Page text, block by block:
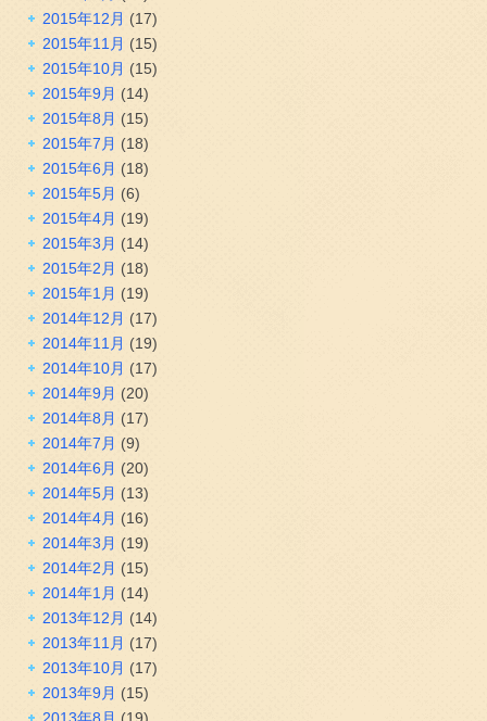
2015年12月 (17)
2015年11月 (15)
2015年10月 (15)
2015年9月 (14)
2015年8月 (15)
2015年7月 (18)
2015年6月 (18)
2015年5月 (6)
2015年4月 (19)
2015年3月 (14)
2015年2月 (18)
2015年1月 (19)
2014年12月 (17)
2014年11月 (19)
2014年10月 (17)
2014年9月 (20)
2014年8月 (17)
2014年7月 (9)
2014年6月 (20)
2014年5月 (13)
2014年4月 (16)
2014年3月 (19)
2014年2月 (15)
2014年1月 (14)
2013年12月 (14)
2013年11月 (17)
2013年10月 (17)
2013年9月 (15)
2013年8月 (19)